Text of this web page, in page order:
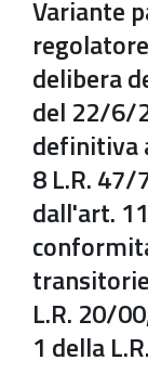
Variante
delibera
del 22/6/
definitiva
8 L.R.
dall'art.
L.R. 20/
1 della